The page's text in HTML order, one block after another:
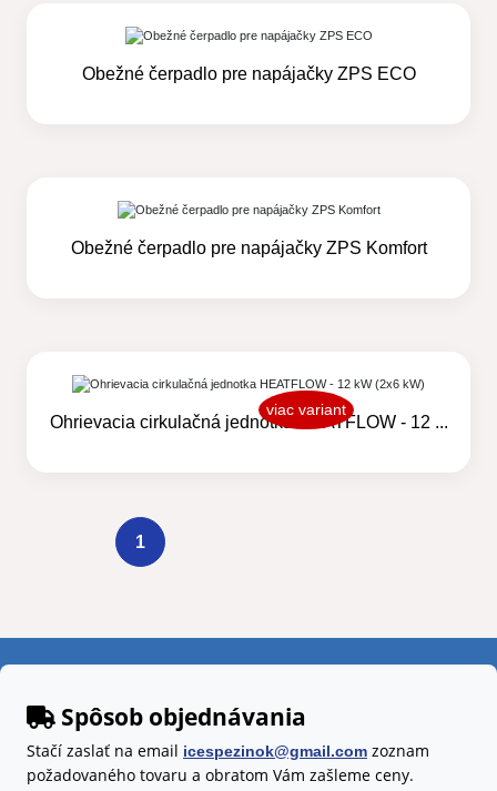
Obežné čerpadlo pre napájačky ZPS ECO
Obežné čerpadlo pre napájačky ZPS Komfort
viac variant
Ohrievacia cirkulačná jednotka HEATFLOW - 12 ...
1
Spôsob objednávania
Stačí zaslať na email icespezinok@gmail.com zoznam
požadovaného tovaru a obratom Vám zašleme ceny.